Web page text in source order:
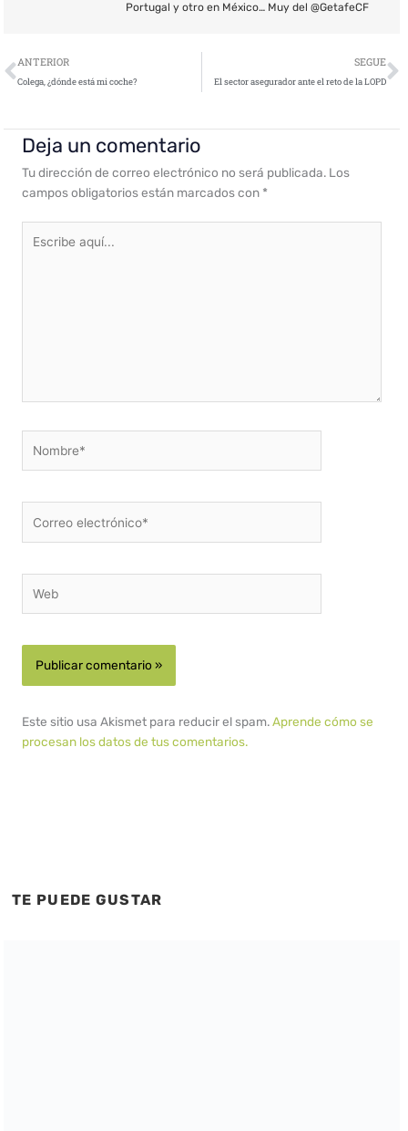
Portugal y otro en México… Muy del @GetafeCF
Ant
ANTERIOR
Colega, ¿dónde está mi coche?
SEGUE
El sector asegurador ante el reto de la LOPD
Deja un comentario
Tu dirección de correo electrónico no será publicada. Los
campos obligatorios están marcados con *
aquí...
electrónico*
Este sitio usa Akismet para reducir el spam.Aprende cómo se
procesan los datos de tus comentarios.
TE PUEDE GUSTAR